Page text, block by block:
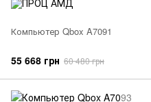
Компьютер Qbox A7091
55 668 грн 60 480 грн